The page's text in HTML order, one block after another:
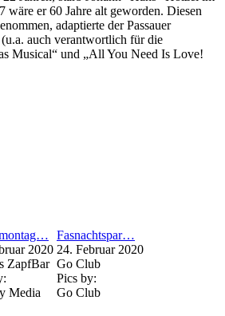
wäre er 60 Jahre alt geworden. Diesen
adaptierte der Passauer
auch verantwortlich für die
Musical“ und „All You Need Is Love!
2020
ZapfBar
Media
Fasnachtspar…
24. Februar 2020
Go Club
Pics by:
Go Club